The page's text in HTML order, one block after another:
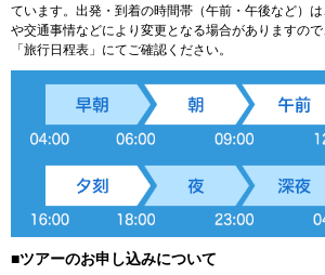
ています。出発・到着の時間帯（午前・午後など）
や交通事情などにより変更となる場合がありますの
「旅行日程表」にてご確認ください。
■ツアーのお申し込みについて